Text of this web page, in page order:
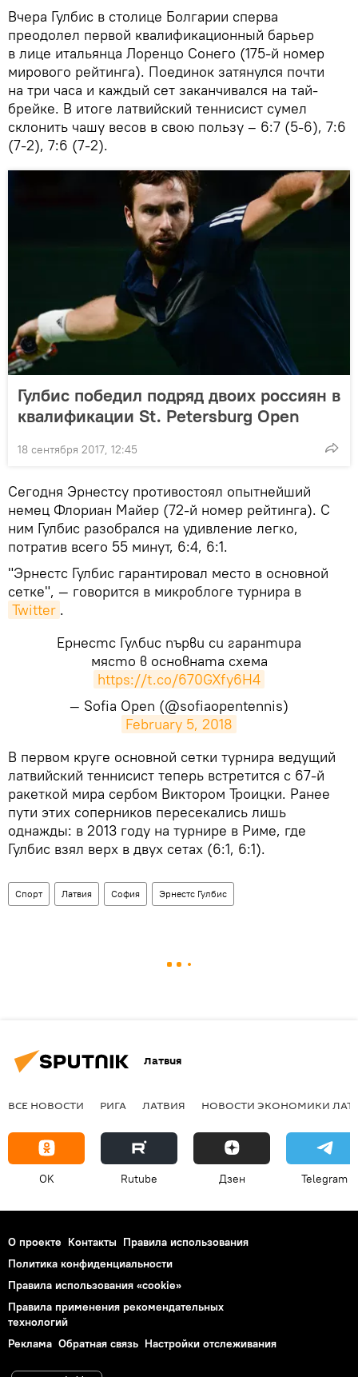
Вчера Гулбис в столице Болгарии сперва
преодолел первой квалификационный барьер
в лице итальянца Лоренцо Сонего (175-й номер
мирового рейтинга). Поединок затянулся почти
на три часа и каждый сет заканчивался на тай-
брейке. В итоге латвийский теннисист сумел
склонить чашу весов в свою пользу – 6:7 (5-6), 7:6
(7-2), 7:6 (7-2).
Гулбис победил подряд двоих россиян в
квалификации St. Petersburg Open
18 сентября 2017, 12:45
Сегодня Эрнестсу противостоял опытнейший
немец Флориан Майер (72-й номер рейтинга). С
ним Гулбис разобрался на удивление легко,
потратив всего 55 минут, 6:4, 6:1.
"Эрнестс Гулбис гарантировал место в основной
сетке", — говорится в микроблоге турнира в
Twitter .
Ернестс Гулбис първи си гарантира
място в основната схема
https://t.co/670GXfy6H4
— Sofia Open (@sofiaopentennis)
February 5, 2018
​В первом круге основной сетки турнира ведущий
латвийский теннисист теперь встретится с 67-й
ракеткой мира сербом Виктором Троицки. Ранее
пути этих соперников пересекались лишь
однажды: в 2013 году на турнире в Риме, где
Гулбис взял верх в двух сетах (6:1, 6:1).
Спорт Латвия София Эрнестс Гулбис
Латвия
ВСЕ НОВОСТИ РИГА ЛАТВИЯ НОВОСТИ ЭКОНОМИКИ
OK Rutube Дзен Telegram
О проекте Контакты Правила использования
Политика конфиденциальности
Правила использования «cookie»
Правила применения рекомендательных
технологий
Реклама Обратная связь Настройки отслеживания